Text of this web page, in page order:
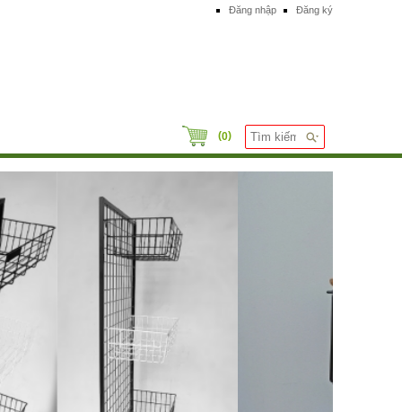
Đăng nhập Đăng ký
(0)